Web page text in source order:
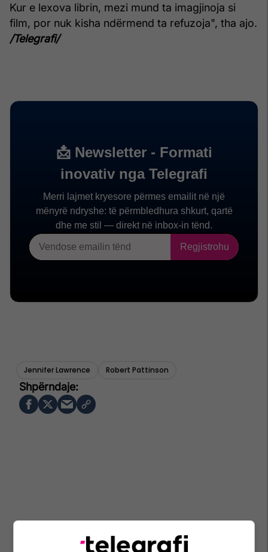
Kur e lexova librin, mezi mund ta imagjinoja si
film, por nuk kisha ndërmend ta refuzoja", tha ajo.
/Telegrafi/
Jennifer Lawrence Robert Pattinson